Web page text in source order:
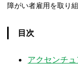
障がい者雇用を取り
目次
アクセンチ